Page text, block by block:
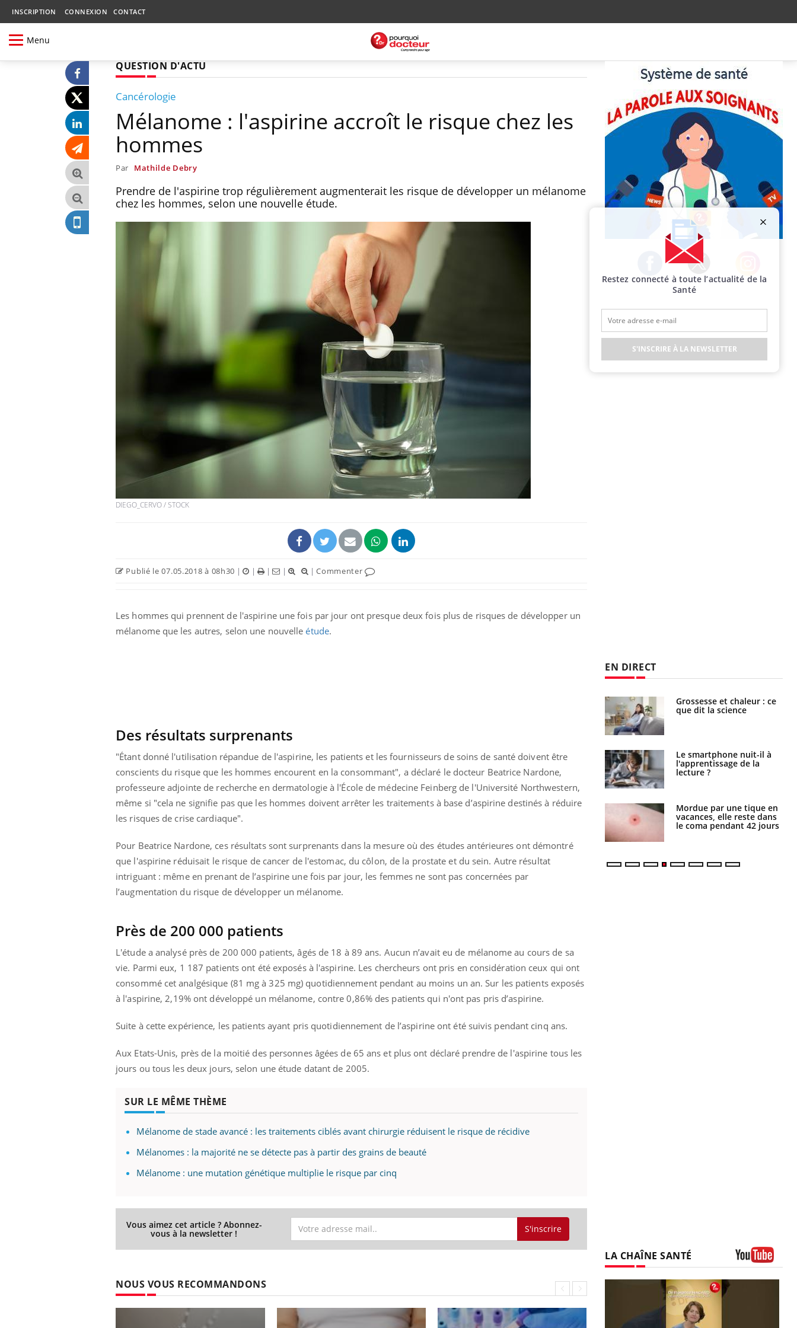
INSCRIPTION CONNEXION CONTACT
Menu
QUESTION D'ACTU
Cancérologie
Mélanome : l'aspirine accroît le risque chez les
hommes
Par Mathilde Debry
Prendre de l'aspirine trop régulièrement augmenterait les risque de développer un mélanome
chez les hommes, selon une nouvelle étude.
DIEGO_CERVO / STOCK
Publié le 07.05.2018 à 08h30 | | | | |Commenter
Les hommes qui prennent de l'aspirine une fois par jour ont presque deux fois plus de risques de développer un
mélanome que les autres, selon une nouvelleétude.
Des résultats surprenants
"Étant donné l'utilisation répandue de l'aspirine, les patients et les fournisseurs de soins de santé doivent être
conscients du risque que les hommes encourent en la consommant", a déclaré le docteur Beatrice Nardone,
professeure adjointe de recherche en dermatologie à l'École de médecine Feinberg de l'Université Northwestern,
même si "cela ne signifie pas que les hommes doivent arrêter les traitements à base d’aspirine destinés à réduire
les risques de crise cardiaque".
Pour Beatrice Nardone, ces résultats sont surprenants dans la mesure où des études antérieures ont démontré
que l'aspirine réduisait le risque de cancer de l'estomac, du côlon, de la prostate et du sein. Autre résultat
intriguant : même en prenant de l’aspirine une fois par jour, les femmes ne sont pas concernées par
l’augmentation du risque de développer un mélanome.
Près de 200 000 patients
L'étude a analysé près de 200 000 patients, âgés de 18 à 89 ans. Aucun n’avait eu de mélanome au cours de sa
vie. Parmi eux, 1 187 patients ont été exposés à l'aspirine. Les chercheurs ont pris en considération ceux qui ont
consommé cet analgésique (81 mg à 325 mg) quotidiennement pendant au moins un an. Sur les patients exposés
à l'aspirine, 2,19% ont développé un mélanome, contre 0,86% des patients qui n'ont pas pris d’aspirine.
Suite à cette expérience, les patients ayant pris quotidiennement de l’aspirine ont été suivis pendant cinq ans.
Aux Etats-Unis, près de la moitié des personnes âgées de 65 ans et plus ont déclaré prendre de l'aspirine tous les
jours ou tous les deux jours, selon une étude datant de 2005.
SUR LE MÊME THÈME
Mélanome de stade avancé : les traitements ciblés avant chirurgie réduisent le risque de récidive
Mélanomes : la majorité ne se détecte pas à partir des grains de beauté
Mélanome : une mutation génétique multiplie le risque par cinq
Vous aimez cet article ? Abonnez-
vous à la newsletter ! S'inscrire
NOUS VOUS RECOMMANDONS
Facebook Twitter Instagram
EN DIRECT
France ?
Les médicaments GLP-1
protègent-ils aussi les os
?
Cytomégalovirus : ce qui
change dans la prise en
charge des femmes
VIH : la fin du comprimé
tous les jours se profile-t-
elle enfin ?
Pourquoi votre ventre
Le Viagra pourrait-il
freiner la propagation du
cancer ?
Pourquoi manger moins
Grossesse et chaleur : ce
que dit la science
Le smartphone nuit-il à
l'apprentissage de la
lecture ?
Mordue par une tique en
vacances, elle reste dans
le coma pendant 42 jours
LA CHAÎNE SANTÉ
Restez connecté à toute l’actualité de la
Santé
S'INSCRIRE À LA NEWSLETTER